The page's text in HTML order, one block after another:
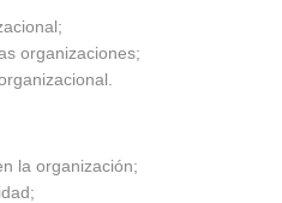
organizaciones;
la organización;